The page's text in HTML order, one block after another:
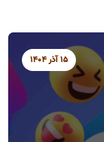
15 آذر 1404